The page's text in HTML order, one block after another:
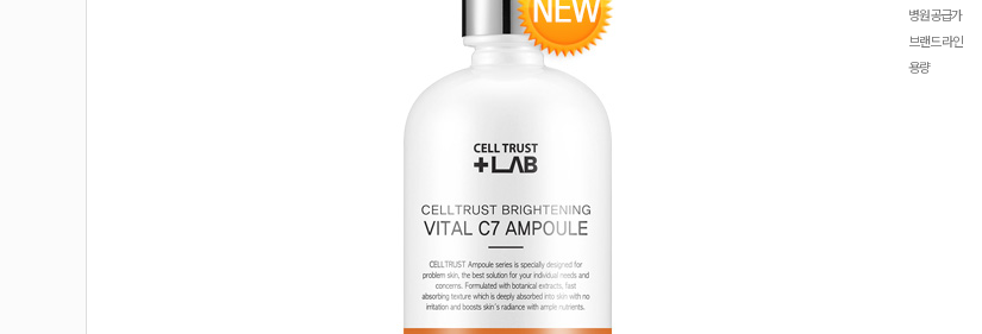
병원공급가
브랜드 라인
용량